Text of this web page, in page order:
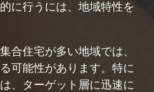
に行うには、地域特性を
合住宅が多い地域では、
可能性があります。特に
、ターゲット層に迅速に